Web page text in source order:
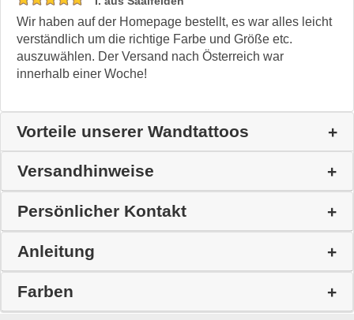
Wir haben auf der Homepage bestellt, es war alles leicht
verständlich um die richtige Farbe und Größe etc.
auszuwählen. Der Versand nach Österreich war
innerhalb einer Woche!
Vorteile unserer Wandtattoos
Versandhinweise
Persönlicher Kontakt
Anleitung
Farben